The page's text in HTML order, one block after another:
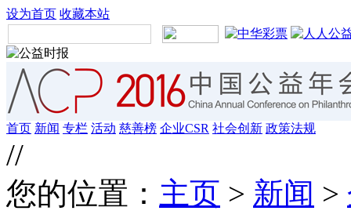
设为首页 收藏本站
首页 新闻 专栏 活动 慈善榜 企业CSR 社会创新 政策法规
//
您的位置： 主页 > 新闻 >